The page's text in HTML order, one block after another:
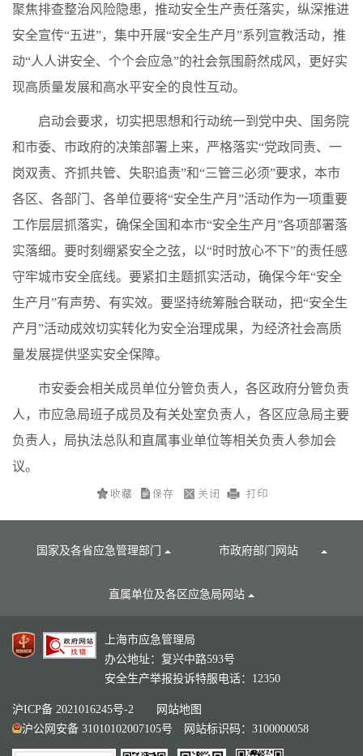
聚焦排查整治风险隐患，推动安全生产责任落实，纵深推进
安全宣传“五进”，集中开展“安全生产月”系列宣教活动，推
动“人人讲安全、个个会应急”的社会氛围蔚然成风，更好实
现高质量发展和高水平安全的良性互动。
启动会要求，切实把思想和行动统一到党中央、国务院
和市委、市政府的决策部署上来，严格落实“党政同责、一
岗双责、齐抓共管、失职追责”和“三管三必须”要求，本市
各区、各部门、各单位要将“安全生产月”活动作为一项重要
工作层层抓落实，确保全国和本市“安全生产月”各项部署落
实落细。要时刻绷紧安全之弦，以“时时放心不下”的责任感
守牢城市安全底线。要紧扣主题抓实活动，确保今年“安全
生产月”有声势、有实效。要坚持统筹融合联动，把“安全生
产月”活动成效切实转化为安全治理成果，为经济社会高质
量发展提供坚实安全保障。
市安委会相关成员单位分管负责人，各区政府分管负责
人，市应急局班子成员及有关处室负责人，各区应急局主要
负责人，局执法总队和直属事业单位等相关负责人参加会
议。
国家及各省应急管理部门 市政府部门网站
直属单位及各区应急局网站
上海市应急管理局
办公地址：复兴中路593号
安全生产举报投诉特服电话：12350
沪ICP备 2021016245号-2
网站地图
沪公网安备 31010102007105号 网站标识码：3100000058